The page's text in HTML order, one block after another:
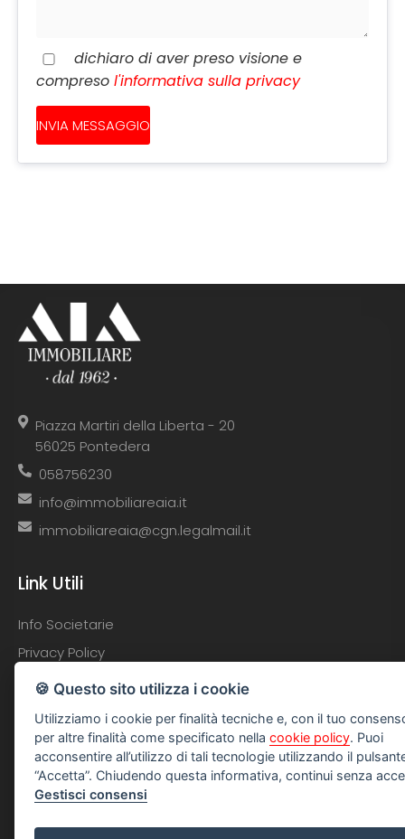
dichiaro di aver preso visione e
compreso l'informativa sulla privacy
Piazza Martiri della Liberta - 20
56025 Pontedera
058756230
info@immobiliareaia.it
immobiliareaia@cgn.legalmail.it
Link Utili
Info Societarie
Privacy Policy
Contatti
Social
🍪 Questo sito utilizza i cookie
Utilizziamo i cookie per finalità tecniche e, con il tuo
per altre finalità come specificato nellacookie policy. Puoi
acconsentire all’utilizzo di tali tecnologie utilizzando il
“Accetta”. Chiudendo questa informativa, continui senza
Gestisci consensi